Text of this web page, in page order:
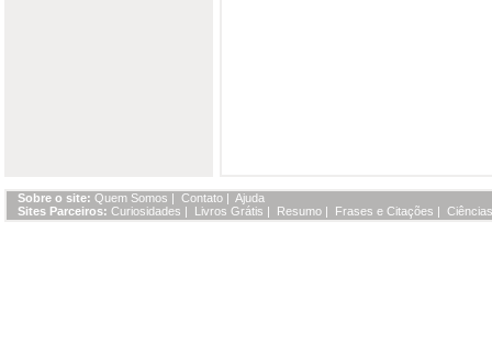
Sobre o site: Quem Somos | Contato | Ajuda
Sites Parceiros: Curiosidades | Livros Grátis | Resumo | Frases e Citações |